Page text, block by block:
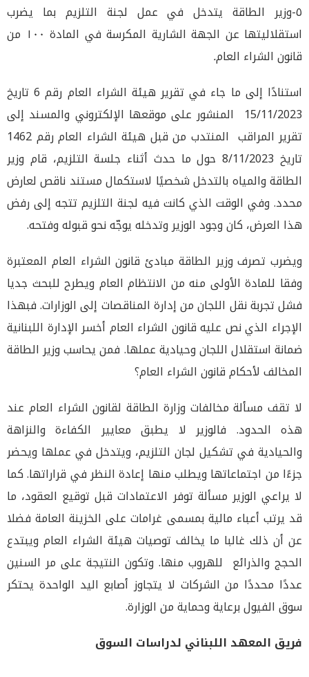
٥-وزير الطاقة يتدخل في عمل لجنة التلزيم بما يضرب
استقلاليتها عن الجهة الشارية المكرسة في المادة ١٠٠ من
قانون الشراء العام.
استنادًا إلى ما جاء في تقرير هيئة الشراء العام رقم 6 تاريخ
15/11/2023 المنشور على موقعها الإلكتروني والمسند إلى
تقرير المراقب المنتدب من قبل هيئة الشراء العام رقم 1462
تاريخ 8/11/2023 حول ما حدث أثناء جلسة التلزيم، قام وزير
الطاقة والمياه بالتدخل شخصيًا لاستكمال مستند ناقص لعارض
محدد. وفي الوقت الذي كانت فيه لجنة التلزيم تتجه إلى رفض
هذا العرض، كان وجود الوزير وتدخله يوجّه نحو قبوله وفتحه.
ويضرب تصرف وزير الطاقة مبادئ قانون الشراء العام المعتبرة
وفقا للمادة الأولى منه من الانتظام العام ويطرح للبحث جديا
فشل تجربة نقل اللجان من إدارة المناقصات إلى الوزارات. فبهذا
الإجراء الذي نص عليه قانون الشراء العام أخسر الإدارة اللبنانية
ضمانة استقلال اللجان وحيادية عملها. فمن يحاسب وزير الطاقة
المخالف لأحكام قانون الشراء العام؟
لا تقف مسألة مخالفات وزارة الطاقة لقانون الشراء العام عند
هذه الحدود. فالوزير لا يطبق معايير الكفاءة والنزاهة
والحيادية في تشكيل لجان التلزيم، ويتدخل في عملها ويحضر
جزءًا من اجتماعاتها ويطلب منها إعادة النظر في قراراتها. كما
لا يراعي الوزير مسألة توفر الاعتمادات قبل توقيع العقود، ما
قد يرتب أعباء مالية بمسمى غرامات على الخزينة العامة فضلا
عن أن ذلك غالبا ما يخالف توصيات هيئة الشراء العام ويبتدع
الحجج والذرائع للهروب منها. وتكون النتيجة على مر السنين
عددًا محددًا من الشركات لا يتجاوز أصابع اليد الواحدة يحتكر
سوق الفيول برعاية وحماية من الوزارة.
فريق المعهد اللبناني لدراسات السوق